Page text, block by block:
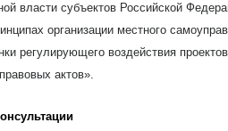
власти субъектов Российской
организации местного
регулирующего воздействия
актов».